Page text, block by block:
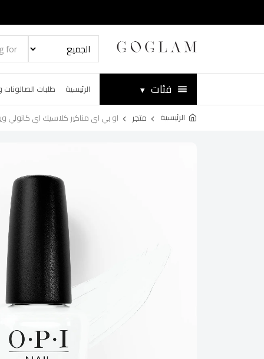
فئات ▾ الرئيسية طلبات الصالونات
الرئيسية متجر او بي اي مناكير كلاسيك اي كانولي